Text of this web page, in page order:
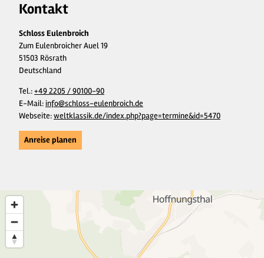
Kontakt
Schloss Eulenbroich
Zum Eulenbroicher Auel 19
51503 Rösrath
Deutschland
Tel.:+49 2205 / 90100-90
E-Mail:info@schloss-eulenbroich.de
Webseite:weltklassik.de/index.php?page=termine&id=5470
Anreise planen